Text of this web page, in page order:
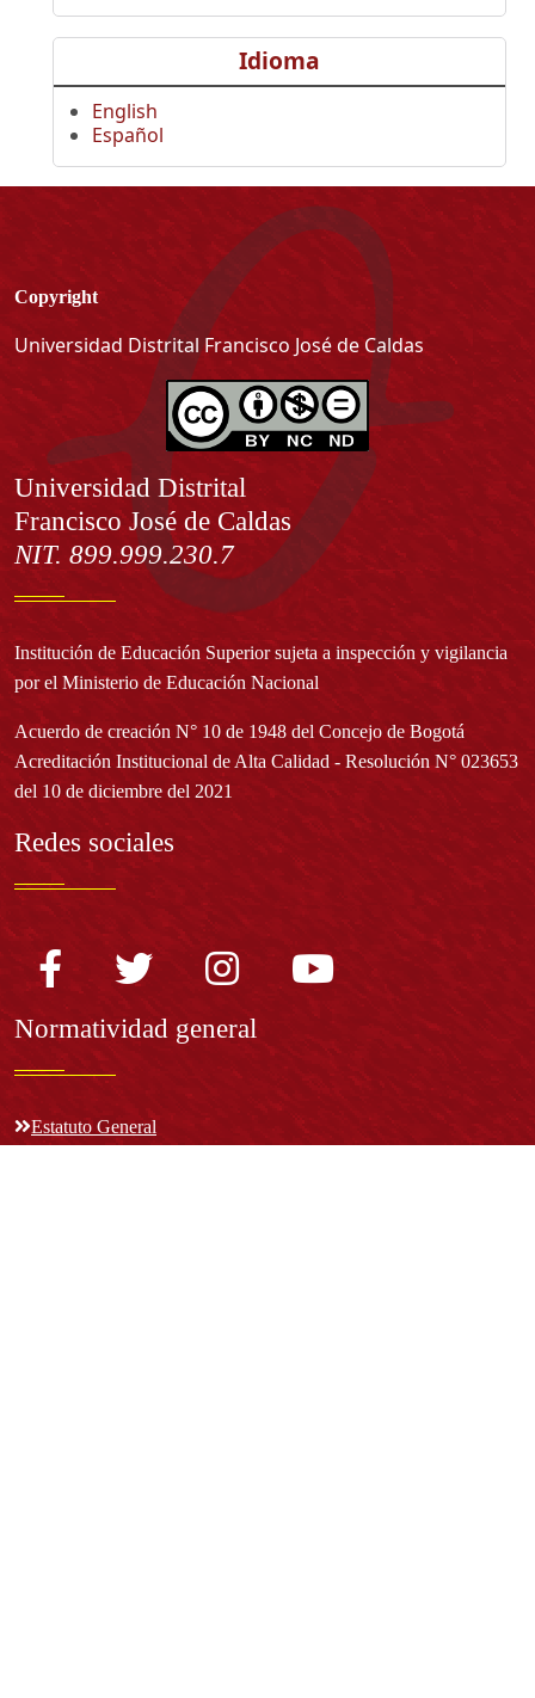
Idioma
English
Español
Copyright
Universidad Distrital Francisco José de Caldas
Información
Universidad Distrital
Francisco José de Caldas
NIT. 899.999.230.7
Institución de Educación Superior sujeta a inspección y vigilancia
por el Ministerio de Educación Nacional
Acuerdo de creación N° 10 de 1948 del Concejo de Bogotá
Acreditación Institucional de Alta Calidad - Resolución N° 023653
del 10 de diciembre del 2021
Redes sociales
Normatividad general
Estatuto General